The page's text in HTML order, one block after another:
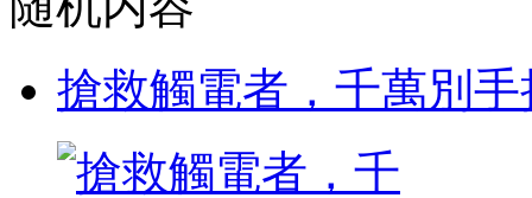
搶救觸電者，千萬別